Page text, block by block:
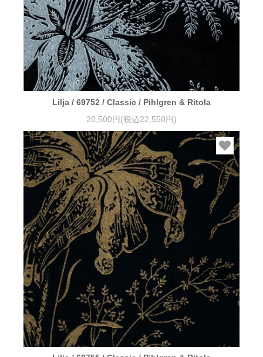
Lilja / 69752 / Classic / Pihlgren & Ritola
20,500円(税込22,550円)